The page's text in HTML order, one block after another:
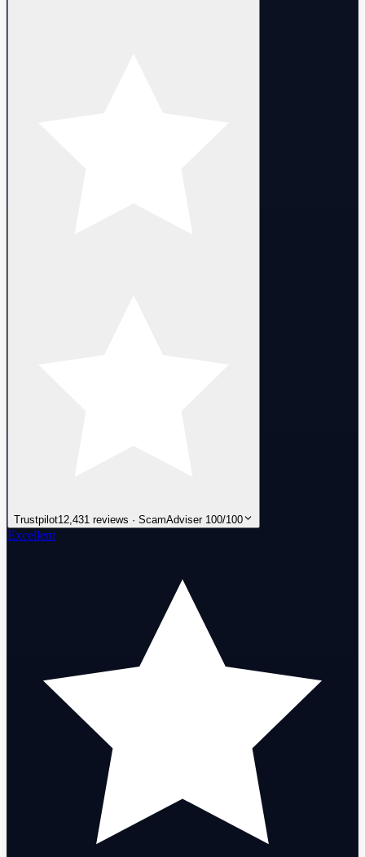
Trustpilot12,431 reviews · ScamAdviser 100/100
Excellent